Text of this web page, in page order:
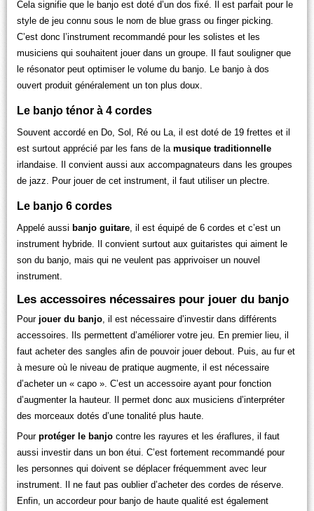
Cela signifie que le banjo est doté d’un dos fixé. Il est parfait pour le
style de jeu connu sous le nom de blue grass ou finger picking.
C’est donc l’instrument recommandé pour les solistes et les
musiciens qui souhaitent jouer dans un groupe. Il faut souligner que
le résonator peut optimiser le volume du banjo. Le banjo à dos
ouvert produit généralement un ton plus doux.
Le banjo ténor à 4 cordes
Souvent accordé en Do, Sol, Ré ou La, il est doté de 19 frettes et il
est surtout apprécié par les fans de lamusique traditionnelle
irlandaise. Il convient aussi aux accompagnateurs dans les groupes
de jazz. Pour jouer de cet instrument, il faut utiliser un plectre.
Le banjo 6 cordes
Appelé aussi banjo guitare, il est équipé de 6 cordes et c’est un
instrument hybride. Il convient surtout aux guitaristes qui aiment le
son du banjo, mais qui ne veulent pas apprivoiser un nouvel
instrument.
Les accessoires nécessaires pour jouer du banjo
Pour jouer du banjo, il est nécessaire d’investir dans différents
accessoires. Ils permettent d’améliorer votre jeu. En premier lieu, il
faut acheter des sangles afin de pouvoir jouer debout. Puis, au fur et
à mesure où le niveau de pratique augmente, il est nécessaire
d’acheter un « capo ». C’est un accessoire ayant pour fonction
d’augmenter la hauteur. Il permet donc aux musiciens d’interpréter
des morceaux dotés d’une tonalité plus haute.
Pourprotéger le banjo contre les rayures et les éraflures, il faut
aussi investir dans un bon étui. C’est fortement recommandé pour
les personnes qui doivent se déplacer fréquemment avec leur
instrument. Il ne faut pas oublier d’acheter des cordes de réserve.
Enfin, un accordeur pour banjo de haute qualité est également